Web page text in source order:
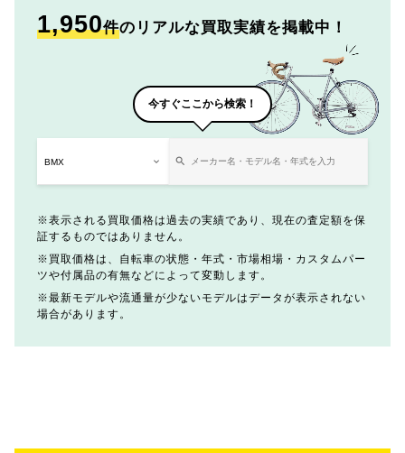
1,950件のリアルな買取実績を掲載中！
今すぐここから検索！
表示される買取価格は過去の実績であり、現在の査定額を保
証するものではありません。
買取価格は、自転車の状態・年式・市場相場・カスタムパー
ツや付属品の有無などによって変動します。
最新モデルや流通量が少ないモデルはデータが表示されない
場合があります。